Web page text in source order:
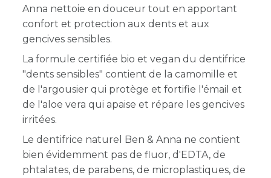
Anna nettoie en douceur tout en apportant
confort et protection aux dents et aux
gencives sensibles.
La formule certifiée bio et vegan du dentifrice
"dents sensibles" contient de la camomille et
de l'argousier qui protège et fortifie l'émail et
de l'aloe vera qui apaise et répare les gencives
irritées.
Le dentifrice naturel Ben & Anna ne contient
bien évidemment pas de fluor, d'EDTA, de
phtalates, de parabens, de microplastiques, de